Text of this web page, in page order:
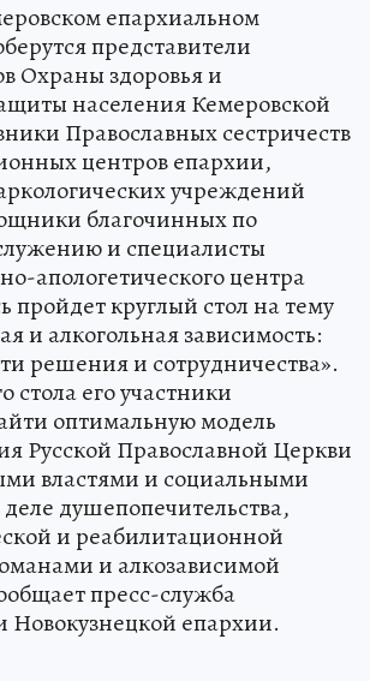
епархиальном
представители
Охраны здоровья и
населения Кемеровской
Православных сестричеств
центров епархии,
учреждений
благочинных по
и специалисты
апологетического центра
пройдет круглый стол на тему
и алкогольная зависимость:
решения и сотрудничества».
стола его участники
оптимальную модель
Русской Православной Церкви
властями и социальными
душепопечительства,
и реабилитационной
и алкозависимой
пресс-служба
Новокузнецкой епархии.